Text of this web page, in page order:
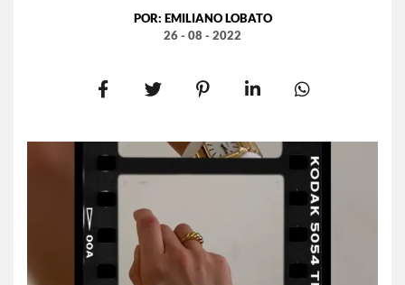
POR: EMILIANO LOBATO
26 - 08 - 2022